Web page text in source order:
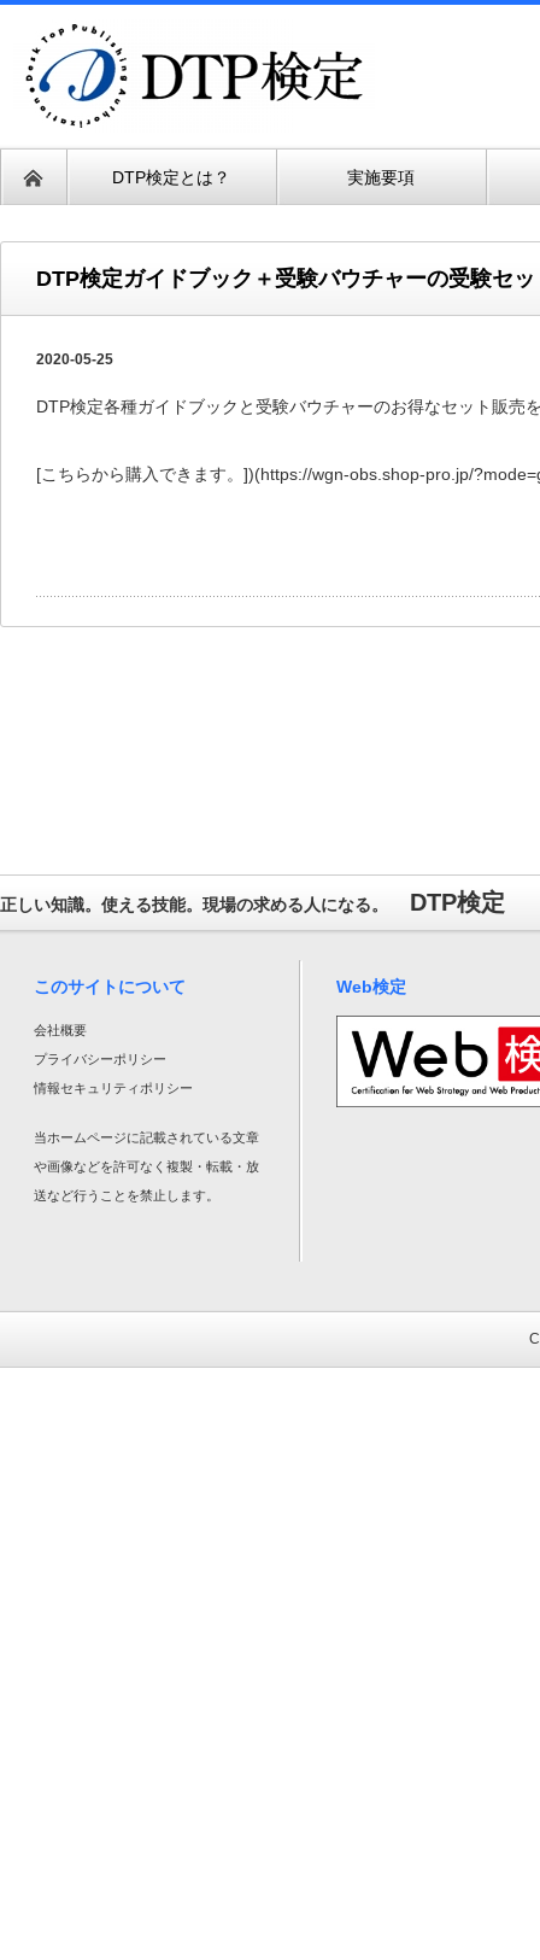
DTP検定とは？ 実施要項
DTP検定ガイドブック＋受験バウチャーの受験セ
2020-05-25
DTP検定各種ガイドブックと受験バウチャーのお得なセット販売
[こちらから購入できます。])(https://wgn-obs.shop-pro.jp/
正しい知識。使える技能。現場の求める人になる。 DTP検定
このサイトについて
会社概要
プライバシーポリシー
情報セキュリティポリシー
当ホームページに記載されている文章
や画像などを許可なく複製・転載・放
送など行うことを禁止します。
Web検定